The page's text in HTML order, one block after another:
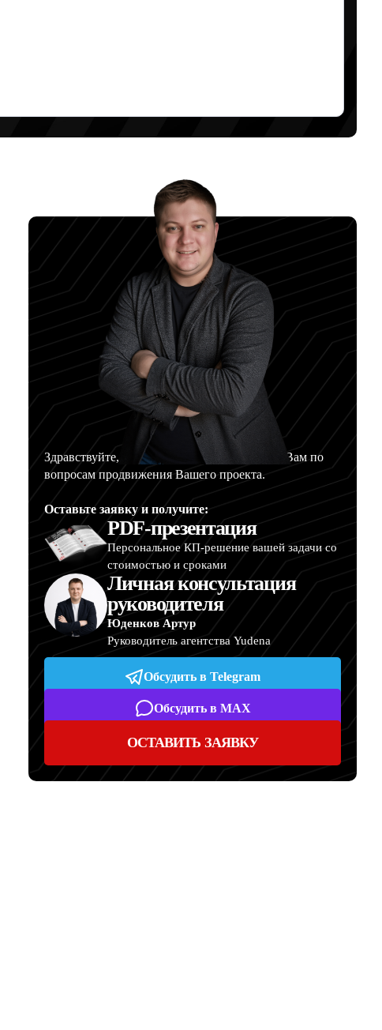
Здравствуйте, меня зовут Артур, и я помогу Вам по
вопросам продвижения Вашего проекта.
Оставьте заявку и получите:
PDF-презентация
Персональное КП-решение вашей задачи со
стоимостью и сроками
Личная консультация
руководителя
Юденков Артур
Руководитель агентства Yudena
Обсудить в Telegram
Обсудить в MAX
ОСТАВИТЬ ЗАЯВКУ